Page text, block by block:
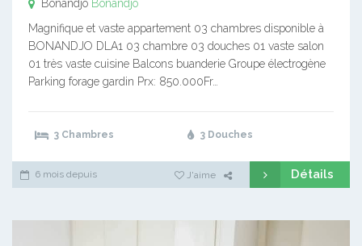
Bonandjo Bonandjo
Magnifique et vaste appartement 03 chambres disponible à
BONANDJO DLA1 03 chambre 03 douches 01 vaste salon
01 très vaste cuisine Balcons buanderie Groupe électrogène
Parking forage gardin Prx: 850.000Fr…
3 Chambres 3 Douches
6 mois depuis J'aime Détails